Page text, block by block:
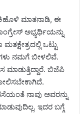
ಮಾತನಾಡಿ, ಈ
ಅಭ್ಯರ್ಥಿಯನ್ನು
ಒಟ್ಟು
ನಮಗೆ ಬೀಳಲಿವೆ.
ಮಾಡುತ್ತಿದ್ದಾರೆ. ಬಿಜೆಪಿ
ನಾವು ಅವರನ್ನು
ಇದರ ಬಗ್ಗೆ